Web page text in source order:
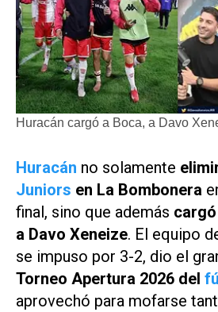
Huracán cargó a Boca, a Davo
Huracán no solamente
Juniors en La Bombonera
final, sino que además
a Davo Xeneize. El equipo
se impuso por 3-2, dio el
Torneo Apertura 2026 del
aprovechó para mofarse